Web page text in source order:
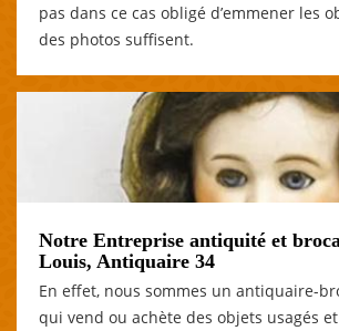
pas dans ce cas obligé d’emmener les
des photos suffisent.
Notre Entreprise antiquité et
Louis, Antiquaire 34
En effet, nous sommes un antiquaire-
qui vend ou achète des objets usagés